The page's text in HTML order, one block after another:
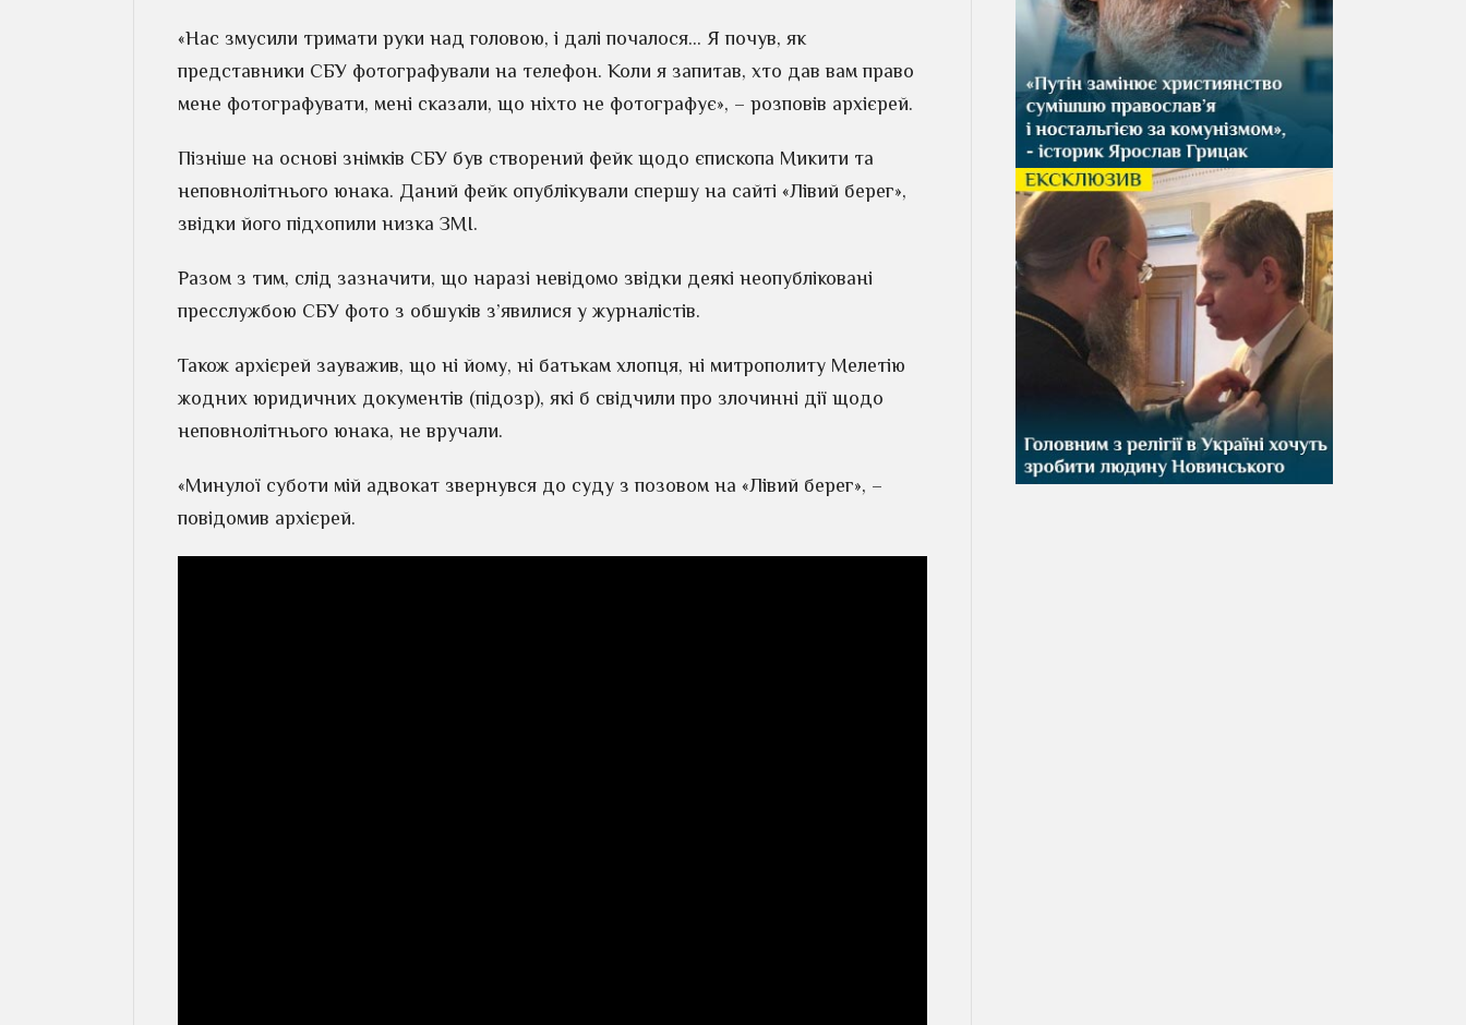
«Нас змусили тримати руки над головою, і далі почалося… Я почув, як
представники СБУ фотографували на телефон. Коли я запитав, хто дав вам право
мене фотографувати, мені сказали, що ніхто не фотографує», – розповів архієрей.
Пізніше на основі знімків СБУ був створений фейк щодо єпископа Микити та
неповнолітнього юнака. Даний фейк опублікували спершу на сайті «Лівий берег»,
звідки його підхопили низка ЗМІ.
Разом з тим, слід зазначити, що наразі невідомо звідки деякі неопубліковані
пресслужбою СБУ фото з обшуків з’явилися у журналістів.
Також архієрей зауважив, що ні йому, ні батькам хлопця, ні митрополиту Мелетію
жодних юридичних документів (підозр), які б свідчили про злочинні дії щодо
неповнолітнього юнака, не вручали.
«Минулої суботи мій адвокат звернувся до суду з позовом на «Лівий берег», –
повідомив архієрей.